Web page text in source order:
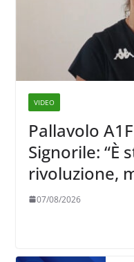
VIDEO
Pallavolo
Signorile: “È
rivoluzione,
chiare siu
07/08/2026